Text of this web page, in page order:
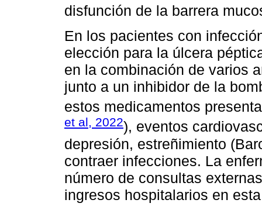
disfunción de la barrera
En los pacientes con
elección para la úlcera
en la combinación de varios
junto a un inhibidor de la
estos medicamentos
et al, 2022), eventos
depresión, estreñimiento
contraer infecciones. La
número de consultas
ingresos hospitalarios en